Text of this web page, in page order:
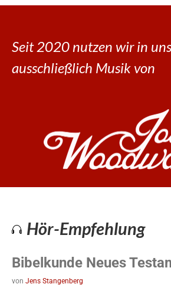
Seit 2020 nutzen wir in
ausschließlich Musik von
Hör-Empfehlung
Bibelkunde Neues
von Jens Stangenberg